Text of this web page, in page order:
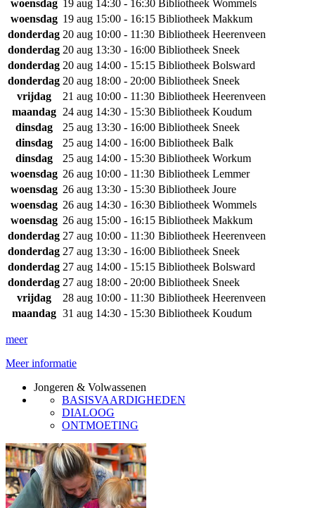
woensdag 19 aug 14:30 - 16:30 Bibliotheek Wommels
woensdag 19 aug 15:00 - 16:15 Bibliotheek Makkum
donderdag 20 aug 10:00 - 11:30 Bibliotheek Heerenveen
donderdag 20 aug 13:30 - 16:00 Bibliotheek Sneek
donderdag 20 aug 14:00 - 15:15 Bibliotheek Bolsward
donderdag 20 aug 18:00 - 20:00 Bibliotheek Sneek
vrijdag
21 aug 10:00 - 11:30 Bibliotheek Heerenveen
maandag
24 aug 14:30 - 15:30 Bibliotheek Koudum
dinsdag
25 aug 13:30 - 16:00 Bibliotheek Sneek
dinsdag
25 aug 14:00 - 16:00 Bibliotheek Balk
dinsdag
25 aug 14:00 - 15:30 Bibliotheek Workum
woensdag 26 aug 10:00 - 11:30 Bibliotheek Lemmer
woensdag 26 aug 13:30 - 15:30 Bibliotheek Joure
woensdag 26 aug 14:30 - 16:30 Bibliotheek Wommels
woensdag 26 aug 15:00 - 16:15 Bibliotheek Makkum
donderdag 27 aug 10:00 - 11:30 Bibliotheek Heerenveen
donderdag 27 aug 13:30 - 16:00 Bibliotheek Sneek
donderdag 27 aug 14:00 - 15:15 Bibliotheek Bolsward
donderdag 27 aug 18:00 - 20:00 Bibliotheek Sneek
vrijdag
28 aug 10:00 - 11:30 Bibliotheek Heerenveen
maandag 31 aug 14:30 - 15:30 Bibliotheek Koudum
meer
Meer informatie
Jongeren & Volwassenen
BASISVAARDIGHEDEN
DIALOOG
ONTMOETING